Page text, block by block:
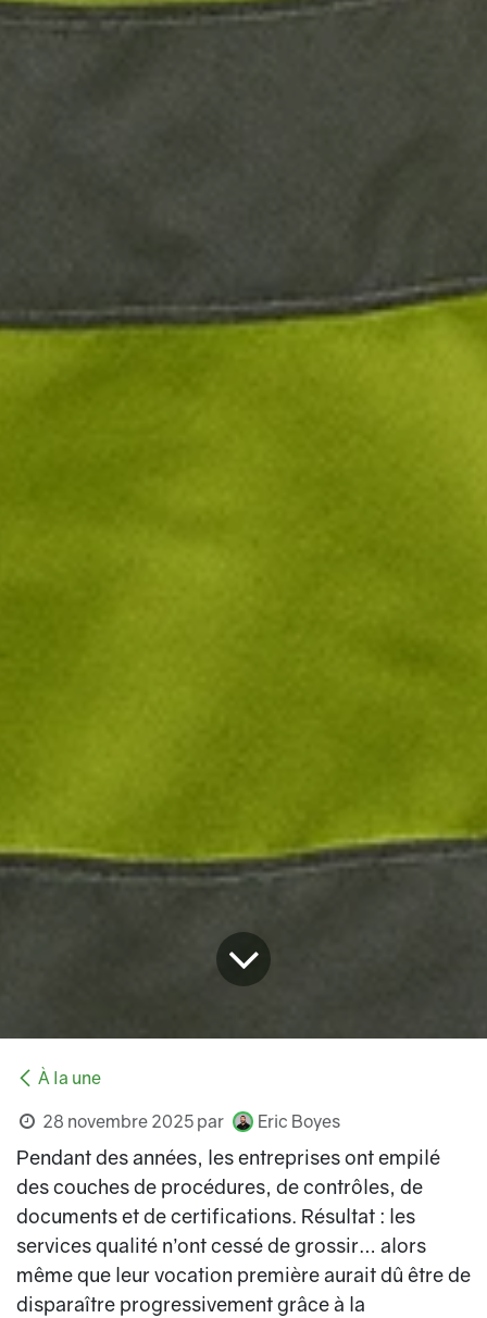
À la une
28 novembre 2025 par Eric Boyes
Pendant des années, les entreprises ont empilé
des couches de procédures, de contrôles, de
documents et de certifications. Résultat : les
services qualité n’ont cessé de grossir… alors
même que leur vocation première aurait dû être de
disparaître progressivement grâce à la